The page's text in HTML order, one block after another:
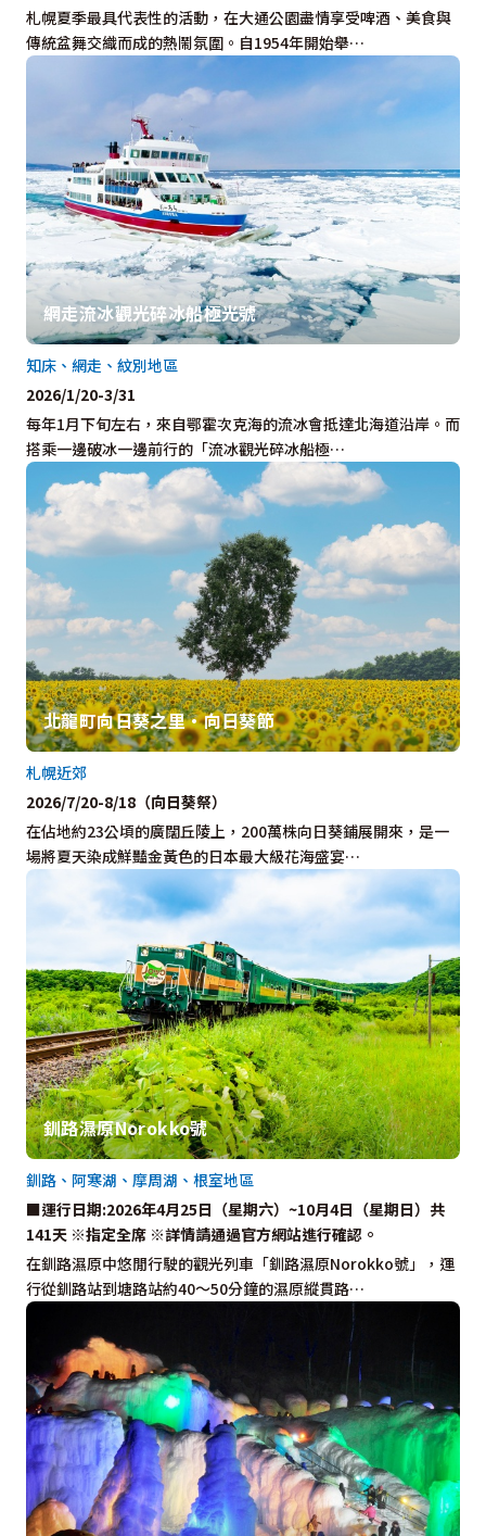
札幌夏季最具代表性的活動，在大通公園盡情享受啤酒、美食與
傳統盆舞交織而成的熱鬧氛圍。自1954年開始舉…
網走流冰觀光碎冰船極光號
每年1月下旬左右，來自鄂霍次克海的流冰會抵達北海道沿岸。而
搭乘一邊破冰一邊前行的「流冰觀光碎冰船極…
知床、網走、紋別地區
2026/1/20-3/31
北龍町向日葵之里・向日葵節
在佔地約23公頃的廣闊丘陵上，200萬株向日葵鋪展開來，是一
場將夏天染成鮮豔金黃色的日本最大級花海盛宴…
札幌近郊
2026/7/20-8/18（向日葵祭）
釧路濕原Norokko號
在釧路濕原中悠閒行駛的觀光列車「釧路濕原Norokko號」，運
行從釧路站到塘路站約40～50分鐘的濕原縱貫路…
釧路、阿寒湖、摩周湖、根室地區
■運行日期:2026年4月25日（星期六）~10月4日（星期日）共
141天 ※指定全席 ※詳情請通過官方網站進行確認。